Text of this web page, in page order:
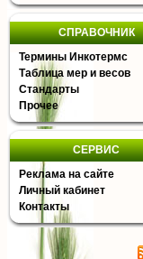
СПРАВОЧНИК
Термины Инкотермс
Таблица мер и весов
Стандарты
Прочее
СЕРВИС
Реклама на сайте
Личный кабинет
Контакты